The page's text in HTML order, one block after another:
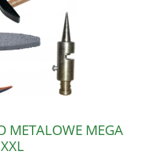
METALOWE MEGA